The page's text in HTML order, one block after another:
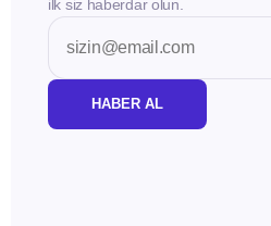
ilk siz haberdar olun.
HABER AL